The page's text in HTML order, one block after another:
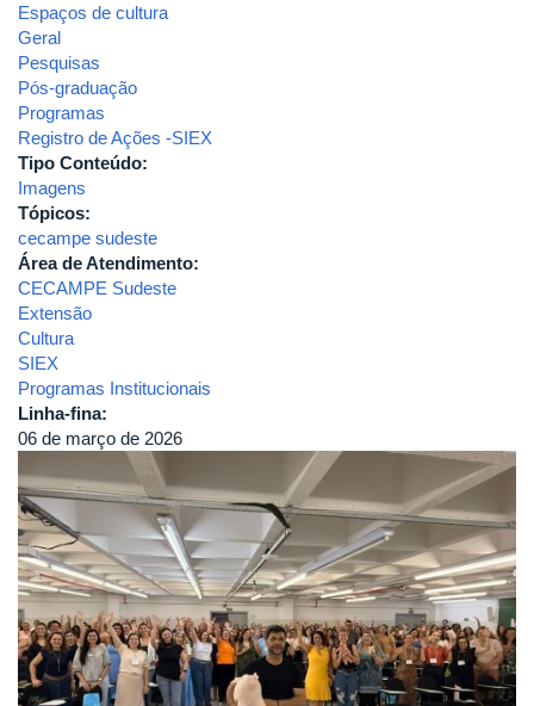
Espaços de cultura
Geral
Pesquisas
Pós-graduação
Programas
Registro de Ações -SIEX
Tipo Conteúdo:
Imagens
Tópicos:
cecampe sudeste
Área de Atendimento:
CECAMPE Sudeste
Extensão
Cultura
SIEX
Programas Institucionais
Linha-fina:
06 de março de 2026